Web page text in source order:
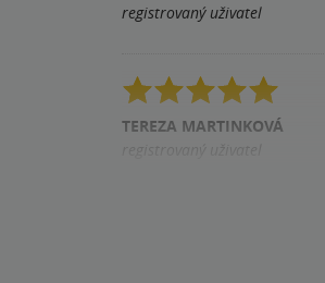
registrovaný uživatel
TEREZA MARTINKOVÁ